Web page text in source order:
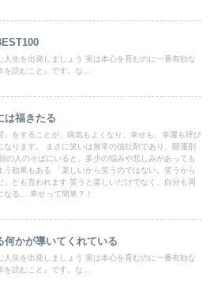
人生を出発しましょう 実は本心を育むのに一番有効な
を読むこと』です。な...
は福きたる
」をすることが、病気もよくなり、幸せも、幸運も呼び
なります。 まさに笑いは無常の強壮剤であり、開運剤
の人のそばにいると、多少の悩みや悲しみがあっても
う効果もある 「楽しいから笑うのではない。笑うから
」とも言われます 笑うと楽しいだけでなく、自分も周
なる… 幸せって簡単？！
何かが導いてくれている
人生を出発しましょう 実は本心を育むのに一番有効な
を読むこと』です。な...